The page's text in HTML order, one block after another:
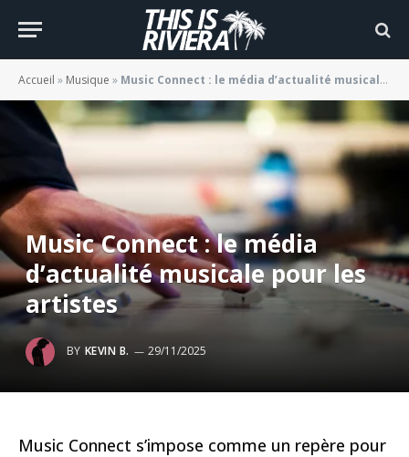
Accueil » Musique » Music Connect : le média d’actualité musicale pour les artistes
Music Connect : le média
d’actualité musicale pour les
artistes
BY KEVIN B. 29/11/2025
Music Connect s’impose comme un repère pour